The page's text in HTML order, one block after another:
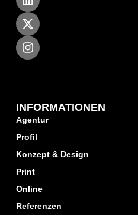
INFORMATIONEN
Agentur
Profil
Konzept & Design
Print
Online
Referenzen